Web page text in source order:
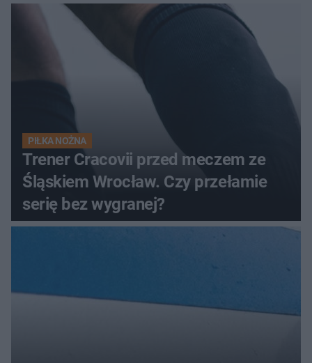
PIŁKA NOŻNA
Trener Cracovii przed meczem ze
Śląskiem Wrocław. Czy przełamie
serię bez wygranej?